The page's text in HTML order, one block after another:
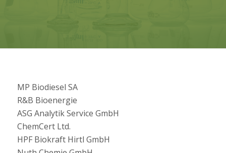
MP Biodiesel SA
R&B Bioenergie
ASG Analytik Service GmbH
ChemCert Ltd.
HPF Biokraft Hirtl GmbH